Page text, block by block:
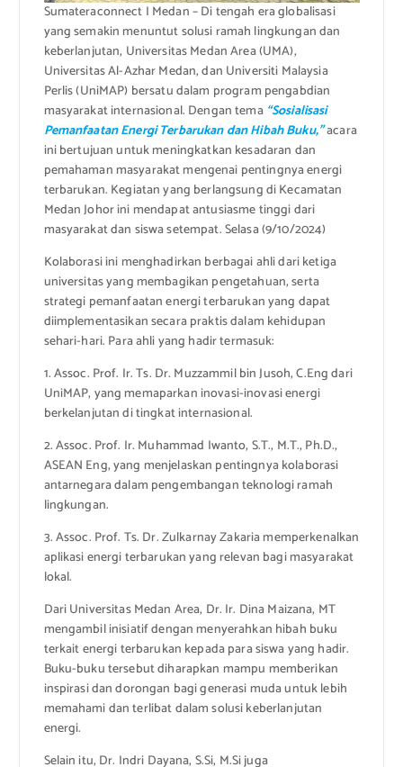
Sumateraconnect I Medan – Di tengah era globalisasi
yang semakin menuntut solusi ramah lingkungan dan
keberlanjutan, Universitas Medan Area (UMA),
Universitas Al-Azhar Medan, dan Universiti Malaysia
Perlis (UniMAP) bersatu dalam program pengabdian
masyarakat internasional. Dengan tema“Sosialisasi
Pemanfaatan Energi Terbarukan dan Hibah Buku,”acara
ini bertujuan untuk meningkatkan kesadaran dan
pemahaman masyarakat mengenai pentingnya energi
terbarukan. Kegiatan yang berlangsung di Kecamatan
Medan Johor ini mendapat antusiasme tinggi dari
masyarakat dan siswa setempat. Selasa (9/10/2024)
Kolaborasi ini menghadirkan berbagai ahli dari ketiga
universitas yang membagikan pengetahuan, serta
strategi pemanfaatan energi terbarukan yang dapat
diimplementasikan secara praktis dalam kehidupan
sehari-hari. Para ahli yang hadir termasuk:
1. Assoc. Prof. Ir. Ts. Dr. Muzzammil bin Jusoh, C.Eng dari
UniMAP, yang memaparkan inovasi-inovasi energi
berkelanjutan di tingkat internasional.
2. Assoc. Prof. Ir. Muhammad Iwanto, S.T., M.T., Ph.D.,
ASEAN Eng, yang menjelaskan pentingnya kolaborasi
antarnegara dalam pengembangan teknologi ramah
lingkungan.
3. Assoc. Prof. Ts. Dr. Zulkarnay Zakaria memperkenalkan
aplikasi energi terbarukan yang relevan bagi masyarakat
lokal.
Dari Universitas Medan Area, Dr. Ir. Dina Maizana, MT
mengambil inisiatif dengan menyerahkan hibah buku
terkait energi terbarukan kepada para siswa yang hadir.
Buku-buku tersebut diharapkan mampu memberikan
inspirasi dan dorongan bagi generasi muda untuk lebih
memahami dan terlibat dalam solusi keberlanjutan
energi.
Selain itu, Dr. Indri Dayana, S.Si, M.Si juga